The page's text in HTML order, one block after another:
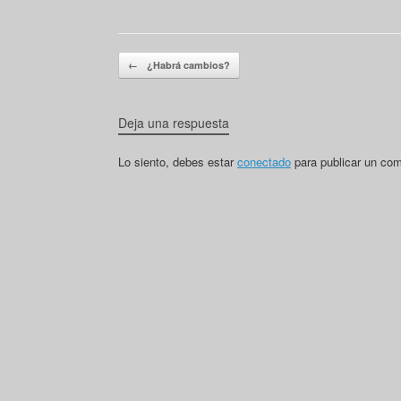
Navegador de artículos
← ¿Habrá cambios?
Deja una respuesta
Lo siento, debes estarconectado para publicar un